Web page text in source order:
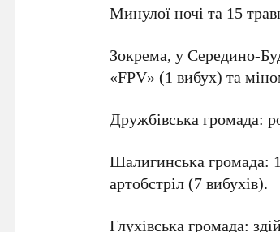
Минулої ночі та 15
Зокрема, у Середино-
«FPV» (1 вибух) та
Дружбівська громада:
Шалигинська громада:
артобстріл (7 вибухів).
Глухівська громада: